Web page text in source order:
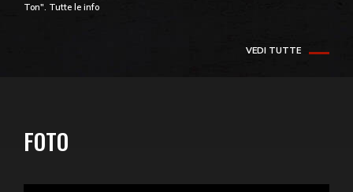
Ton". Tutte le info
VEDI TUTTE
FOTO